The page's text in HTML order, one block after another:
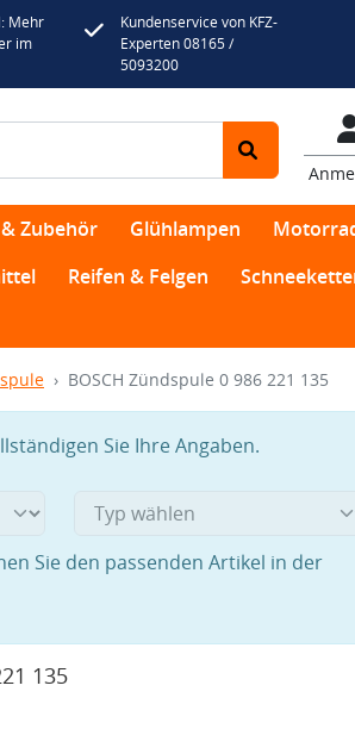
Mehr
im
Kundenservice von KFZ-
Experten 08165 /
5093200
Zubehör Glühlampen
Reifen & Felgen
BOSCH Zündspule 0 986 221 135
Sie Ihre Angaben.
Sie den passenden Artikel in der
135